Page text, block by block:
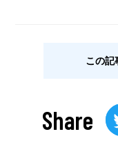
この記
Share